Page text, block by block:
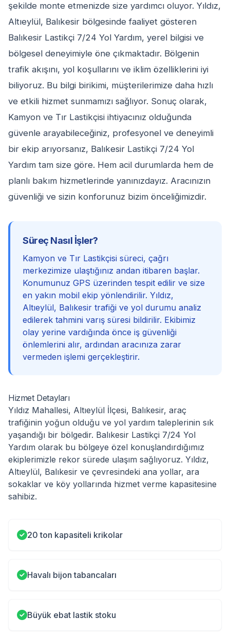
şekilde monte etmenizde size yardımcı oluyor. Yıldız,
Altıeylül, Balıkesir bölgesinde faaliyet gösteren
Balıkesir Lastikçi 7/24 Yol Yardım, yerel bilgisi ve
bölgesel deneyimiyle öne çıkmaktadır. Bölgenin
trafik akışını, yol koşullarını ve iklim özelliklerini iyi
biliyoruz. Bu bilgi birikimi, müşterilerimize daha hızlı
ve etkili hizmet sunmamızı sağlıyor. Sonuç olarak,
Kamyon ve Tır Lastikçisi ihtiyacınız olduğunda
güvenle arayabileceğiniz, profesyonel ve deneyimli
bir ekip arıyorsanız, Balıkesir Lastikçi 7/24 Yol
Yardım tam size göre. Hem acil durumlarda hem de
planlı bakım hizmetlerinde yanınızdayız. Aracınızın
güvenliği ve sizin konforunuz bizim önceliğimizdir.
Süreç Nasıl İşler?
Kamyon ve Tır Lastikçisi süreci, çağrı
merkezimize ulaştığınız andan itibaren başlar.
Konumunuz GPS üzerinden tespit edilir ve size
en yakın mobil ekip yönlendirilir. Yıldız,
Altıeylül, Balıkesir trafiği ve yol durumu analiz
edilerek tahmini varış süresi bildirilir. Ekibimiz
olay yerine vardığında önce iş güvenliği
önlemlerini alır, ardından aracınıza zarar
vermeden işlemi gerçekleştirir.
Hizmet Detayları
Yıldız Mahallesi, Altıeylül İlçesi, Balıkesir, araç
trafiğinin yoğun olduğu ve yol yardım taleplerinin sık
yaşandığı bir bölgedir. Balıkesir Lastikçi 7/24 Yol
Yardım olarak bu bölgeye özel konuşlandırdığımız
ekiplerimizle rekor sürede ulaşım sağlıyoruz. Yıldız,
Altıeylül, Balıkesir ve çevresindeki ana yollar, ara
sokaklar ve köy yollarında hizmet verme kapasitesine
sahibiz.
20 ton kapasiteli krikolar
Havalı bijon tabancaları
Büyük ebat lastik stoku